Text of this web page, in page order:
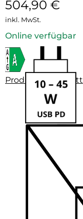
504,90 €
inkl. MwSt.
Online verfügbar
Produktdatenblatt